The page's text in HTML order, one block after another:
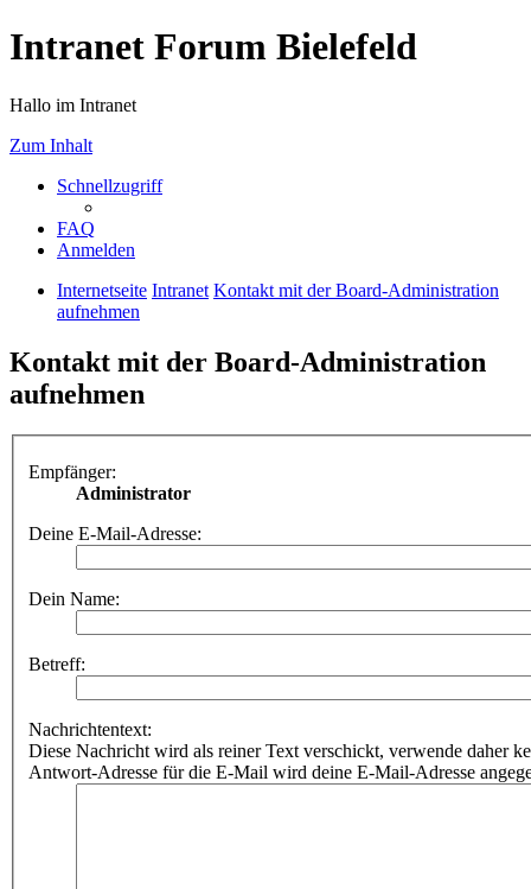
Intranet Forum Bielefeld
Hallo im Intranet
Zum Inhalt
Schnellzugriff
FAQ
Anmelden
Internetseite Intranet Kontakt mit der Board-Administration
aufnehmen
Kontakt mit der Board-Administration
aufnehmen
Empfänger:
Administrator
Deine E-Mail-Adresse:
Dein Name:
Betreff:
Nachrichtentext:
Diese Nachricht wird als reiner Text verschickt, verwende daher
Antwort-Adresse für die E-Mail wird deine E-Mail-Adresse